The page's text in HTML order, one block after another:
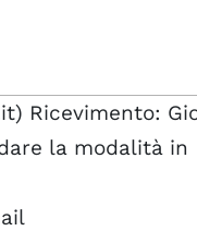
Ricevimento:
la modalità in